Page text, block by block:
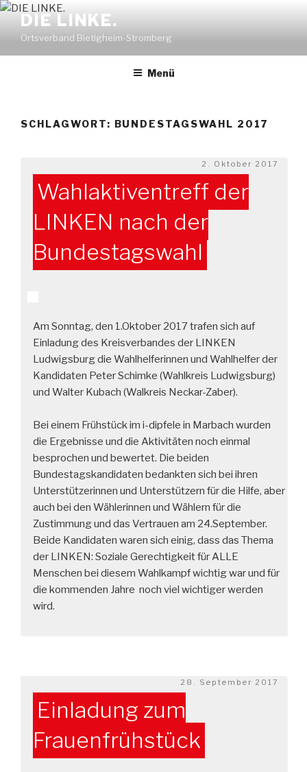
Zum
Inhalt
springen
DIE LINKE.
Ortsverband Bietigheim-Stromberg
Menü
SCHLAGWORT: BUNDESTAGSWAHL 2017
Veröffentlicht
am
2. Oktober 2017
Wahlaktiventreff der
LINKEN nach der
Bundestagswahl
Am Sonntag, den 1.Oktober 2017 trafen sich auf
Einladung des Kreisverbandes der LINKEN
Ludwigsburg die Wahlhelferinnen und Wahlhelfer der
Kandidaten Peter Schimke (Wahlkreis Ludwigsburg)
und Walter Kubach (Walkreis Neckar-Zaber).
Bei einem Frühstück im i-dipfele in Marbach wurden
die Ergebnisse und die Aktivitäten noch einmal
besprochen und bewertet. Die beiden
Bundestagskandidaten bedankten sich bei ihren
Unterstützerinnen und Unterstützern für die Hilfe, aber
auch bei den Wählerinnen und Wählern für die
Zustimmung und das Vertrauen am 24.September.
Beide Kandidaten waren sich einig, dass das Thema
der LINKEN: Soziale Gerechtigkeit für ALLE
Menschen bei diesem Wahlkampf wichtig war und für
die kommenden Jahre noch viel wichtiger werden
wird.
Veröffentlicht
am
28. September 2017
Einladung zum
Frauenfrühstück